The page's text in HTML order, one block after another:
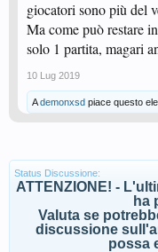
giocatori sono più del
Ma come può restare
solo 1 partita, magari
10 Lug 2019
Ademonxsd piace questo
Status Discussione:
ATTENZIONE! -
ha
Valuta se
discussione
possa